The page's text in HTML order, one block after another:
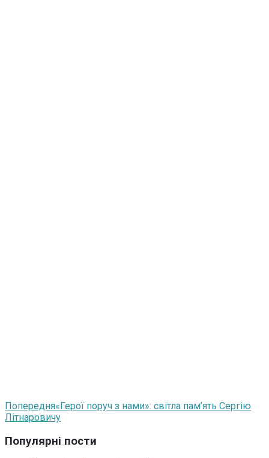
Попередня«Герої поруч з нами»: світла пам’ять Сергію
Літнаровичу
Популярні пости